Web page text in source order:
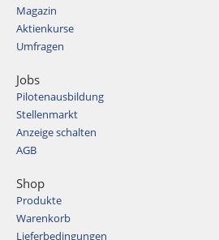
Magazin
Aktienkurse
Umfragen
Jobs
Pilotenausbildung
Stellenmarkt
Anzeige schalten
AGB
Shop
Produkte
Warenkorb
Lieferbedingungen